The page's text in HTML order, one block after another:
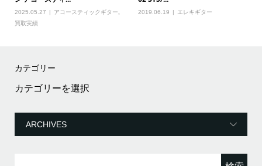
2025.05.27 アコースティックギター
買取実績
2019.06.19 エレキギター
カテゴリー
カ
テ
リ